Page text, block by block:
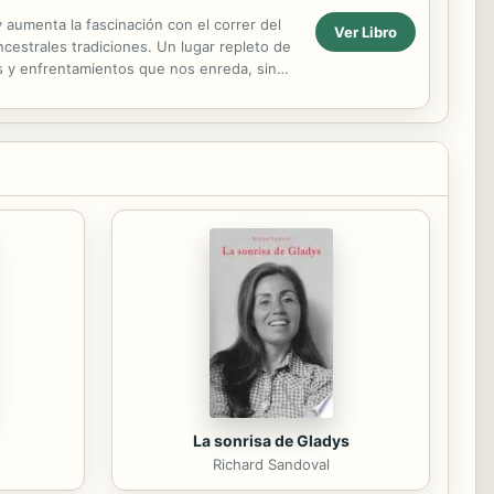
la fascinación con el correr del
tradiciones. Un lugar repleto de
enfrentamientos que nos enreda, sin
Ver Libro
La sonrisa de Gladys
Richard Sandoval